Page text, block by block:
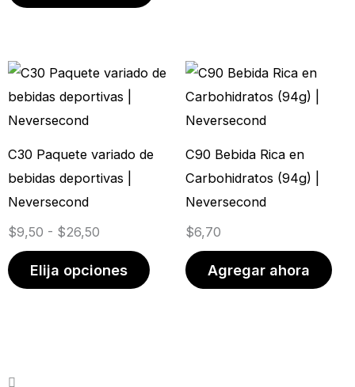
C30 Paquete variado de
bebidas deportivas |
Neversecond
$9,50 - $26,50
Rango
de
$9,50
hasta
Elija opciones
Este
producto
pueden
C90 Bebida Rica en
Carbohidratos (94g) |
Neversecond
$6,70
Agregar ahora